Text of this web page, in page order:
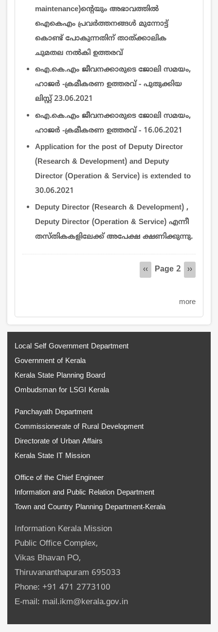
maintenance)ന്‍റെയും അഭാവത്തില്‍
ഐകെഎം പ്രവര്‍ത്തനങ്ങള്‍ മുന്നോട്ട്
കൊണ്ട് പോകുന്നതിന് താത്ക്കാലിക
ചുമതല നല്‍കി ഉത്തരവ്
ഐ.കെ.എം ജീവനക്കാരുടെ ജോലി സമയം,
ഹാജർ -ക്രമീകരണ ഉത്തരവ് - പുതുക്കിയ
ലിസ്റ്റ് 23.06.2021
ഐ.കെ.എം ജീവനക്കാരുടെ ജോലി സമയം,
ഹാജർ -ക്രമീകരണ ഉത്തരവ് - 16.06.2021
Application for the post of Deputy Director
(Research & Development) and Deputy
Director (Operation & Service) is extended to
30.06.2021
Deputy Director (Research & Development) ,
Deputy Director (Operation & Service) എന്നീ
തസ്തികകളിലേക്ക് അപേക്ഷ ക്ഷണിക്കുന്നു.
Previous
‹‹ Page 2
Next
››
more
Local Self Government Department
Government of Kerala
Kerala State Planning Board
Ombudsman for LSGI Kerala
Panchayath Department
Commissionerate of Rural Development
Directorate of Urban Affairs
Kerala State IT Mission
Office of the Chief Engineer
Information and Public Relation Department
Town and Country Planning Department-Kerala
Information Kerala Mission
Public Office Complex,
Vikas Bhavan PO,
Thiruvananthapuram 695033
Phone: +91 471 2773100
E-mail: mail.ikm@kerala.gov.in